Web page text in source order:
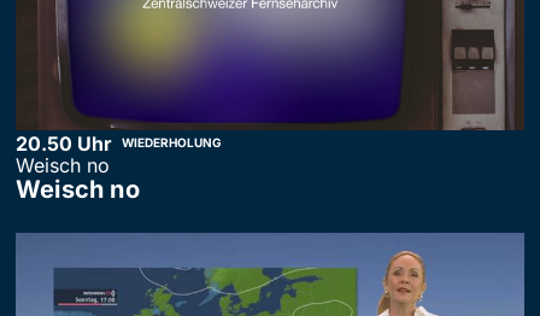
20.50 Uhr WIEDERHOLUNG
Weisch no
Weisch no